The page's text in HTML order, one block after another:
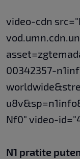
video-cdn
00342357-
Nf0" video-
N1 pratite